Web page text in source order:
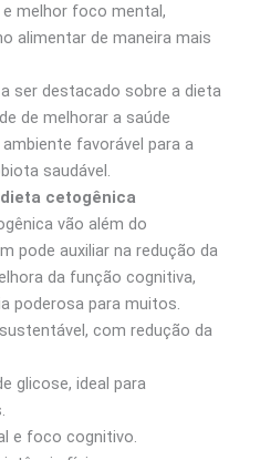
melhor foco mental,
alimentar de maneira mais
ser destacado sobre a dieta
de melhorar a saúde
favorável para a
saudável.
cetogênica
vão além do
pode auxiliar na redução da
da função cognitiva,
poderosa para muitos.
com redução da
glicose, ideal para
e foco cognitivo.